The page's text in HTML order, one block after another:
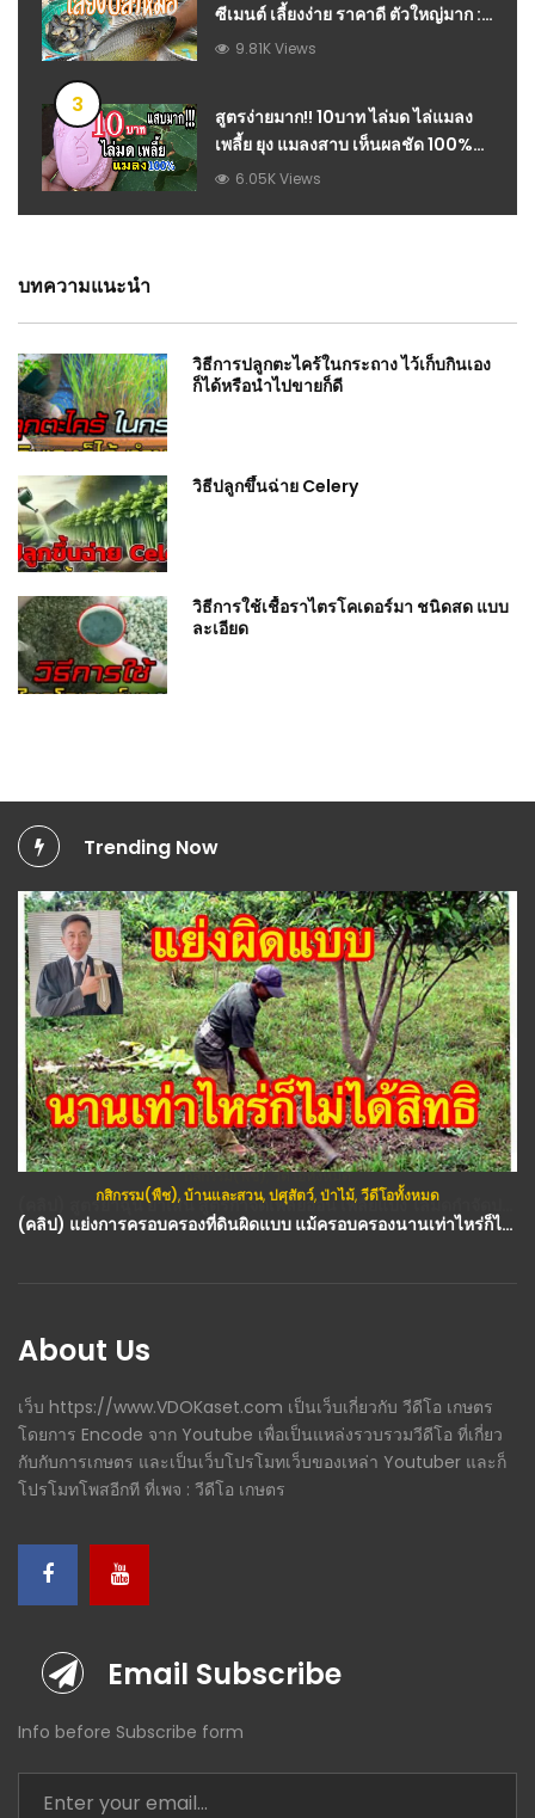
ซีเมนต์ เลี้ยงง่าย ราคาดี ตัวใหญ่มาก :
วีดีโอ เกษตร
9.81K Views
3
สูตรง่ายมาก!! 10บาท ไล่มด ไล่แมลง
เพลี้ย ยุง แมลงสาบ เห็นผลชัด 100%
ประหยัดเงินดีทุกบ้านสวน
6.05K Views
บทความแนะนำ
วิธีการปลูกตะไคร้ในกระถาง ไว้เก็บกินเอง
ก็ได้หรือนำไปขายก็ดี
วิธีปลูกขึ้นฉ่าย Celery
วิธีการใช้เชื้อราไตรโคเดอร์มา ชนิดสด แบบ
ละเอียด
Trending Now
กสิกรรม(พืช),บ้านและสวน,ปศุสัตว์,ป่าไม้,วีดีโอทั้งหมด
(คลิป) แย่งการครอบครองที่ดินผิดแบบ​ แม้ครอบครองนานเท่าไหร่ก็ไม่มีทางได้สิทธิ : วีดีโอ เกษตร
About Us
เว็บ https://www.VDOKaset.com เป็นเว็บเกี่ยวกับ วีดีโอ เกษตร
โดยการ Encode จาก Youtube เพื่อเป็นแหล่งรวบรวมวีดีโอ ที่เกี่ยว
กับกับการเกษตร และเป็นเว็บโปรโมทเว็บของเหล่า Youtuber และก็
โปรโมทโพสอีกที ที่เพจ : วีดีโอ เกษตร
Email Subscribe
Info before Subscribe form